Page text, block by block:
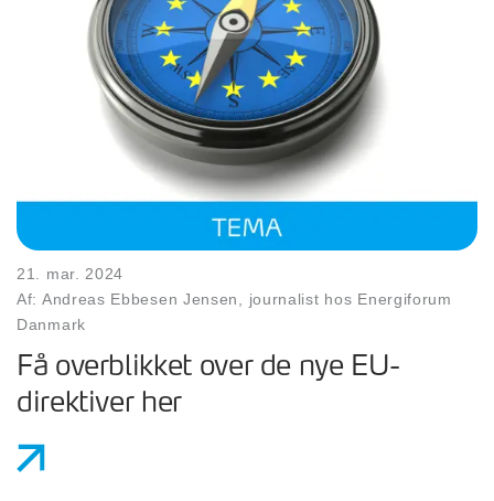
21. mar. 2024
Af: Andreas Ebbesen Jensen, journalist hos Energiforum
Danmark
Få overblikket over de nye EU-
direktiver her